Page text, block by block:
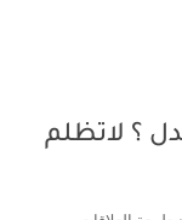
؟ لاتظلم